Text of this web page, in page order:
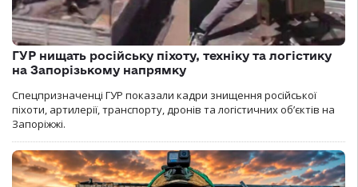
ГУР нищать російську піхоту, техніку та логістику
на Запорізькому напрямку
Спецпризначенці ГУР показали кадри знищення російської
піхоти, артилерії, транспорту, дронів та логістичних об’єктів на
Запоріжжі.